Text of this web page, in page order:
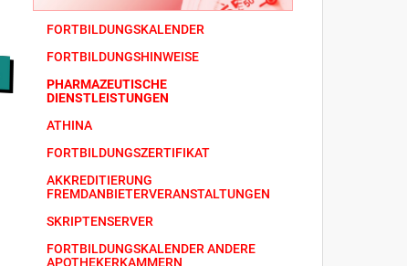
FORTBILDUNGSKALENDER
FORTBILDUNGSHINWEISE
PHARMAZEUTISCHE
DIENSTLEISTUNGEN
ATHINA
FORTBILDUNGSZERTIFIKAT
AKKREDITIERUNG
FREMDANBIETERVERANSTALTUNGEN
SKRIPTENSERVER
FORTBILDUNGSKALENDER ANDERE
APOTHEKERKAMMERN